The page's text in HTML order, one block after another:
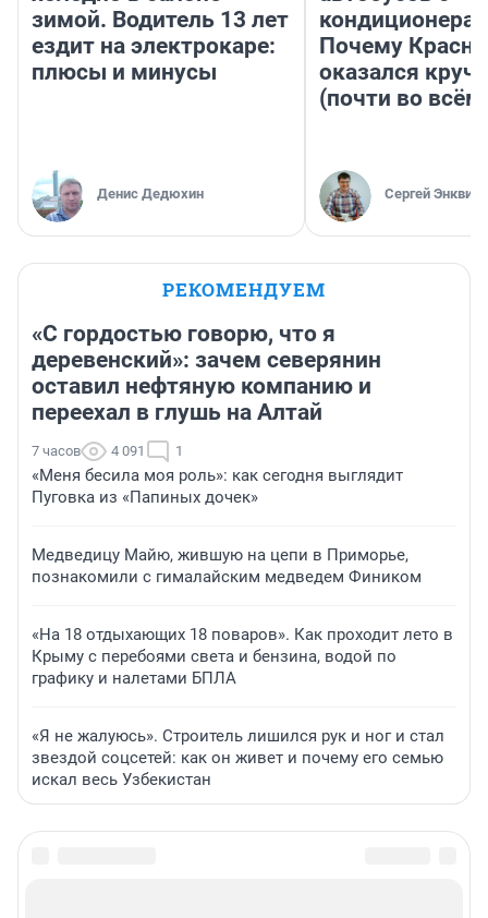
зимой. Водитель 13 лет
ездит на электрокаре:
плюсы и минусы
Денис Дедюхин
Почему
оказался
(почти во
Сергей Энквист
РЕКОМЕНДУЕМ
«С гордостью говорю, что я
деревенский»: зачем северянин
оставил нефтяную компанию и
переехал в глушь на Алтай
7 часов 4 091 1
«Меня бесила моя роль»: как сегодня выглядит
Пуговка из «Папиных дочек»
Медведицу Майю, жившую на цепи в Приморье,
познакомили с гималайским медведем Фиником
«На 18 отдыхающих 18 поваров». Как проходит лето в
Крыму с перебоями света и бензина, водой по
графику и налетами БПЛА
«Я не жалуюсь». Строитель лишился рук и ног и стал
звездой соцсетей: как он живет и почему его семью
искал весь Узбекистан